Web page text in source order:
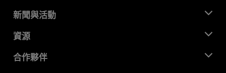
關於 AMD
企業責任
招聘
聯絡我們
新聞與活動
新聞室
媒體庫
資源
開發者中心
合作夥伴